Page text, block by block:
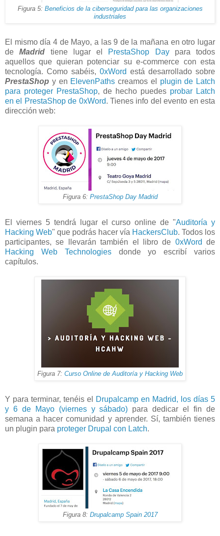
Figura 5: Beneficios de la ciberseguridad para las organizaciones
industriales
El mismo día 4 de Mayo, a las 9 de la mañana en otro lugar
deMadrid tiene lugar el PrestaShop Daypara todos
aquellos que quieran potenciar su e-commerce con esta
tecnología. Como sabéis, 0xWord está desarrollado sobre
PrestaShop y en ElevenPaths creamos el plugin de Latch
para proteger PrestaShop, de hecho puedes probar Latch
en el PrestaShop de 0xWord. Tienes info del evento en esta
dirección web:
Figura 6: PrestaShop Day Madrid
El viernes 5 tendrá lugar el curso online de "Auditoría y
Hacking Web" que podrás hacer vía HackersClub. Todos los
participantes, se llevarán también el libro de 0xWord de
Hacking Web Technologiesdonde yo escribí varios
capítulos.
Figura 7: Curso Online de Auditoría y Hacking Web
Y para terminar, tenéis el
Drupalcamp en Madrid, los días 5
y 6 de Mayo (viernes y sábado) para dedicar el fin de
semana a hacer comunidad y aprender. Sí, también tienes
un plugin para proteger Drupal con Latch.
Figura 8: Drupalcamp Spain 2017